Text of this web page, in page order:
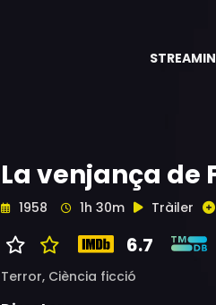
La venjança de
1958 1h 30m Tràiler
6.7
Terror, Ciència ficció